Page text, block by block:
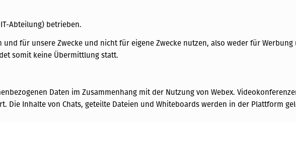
Abteilung) betrieben.
für unsere Zwecke und nicht für eigene Zwecke nutzen, also weder für
somit keine Übermittlung statt.
Daten im Zusammenhang mit der Nutzung von Webex.
Die Inhalte von Chats, geteilte Dateien und Whiteboards werden in der Plattform